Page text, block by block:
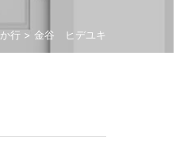
か行> 金谷 ヒデユキ